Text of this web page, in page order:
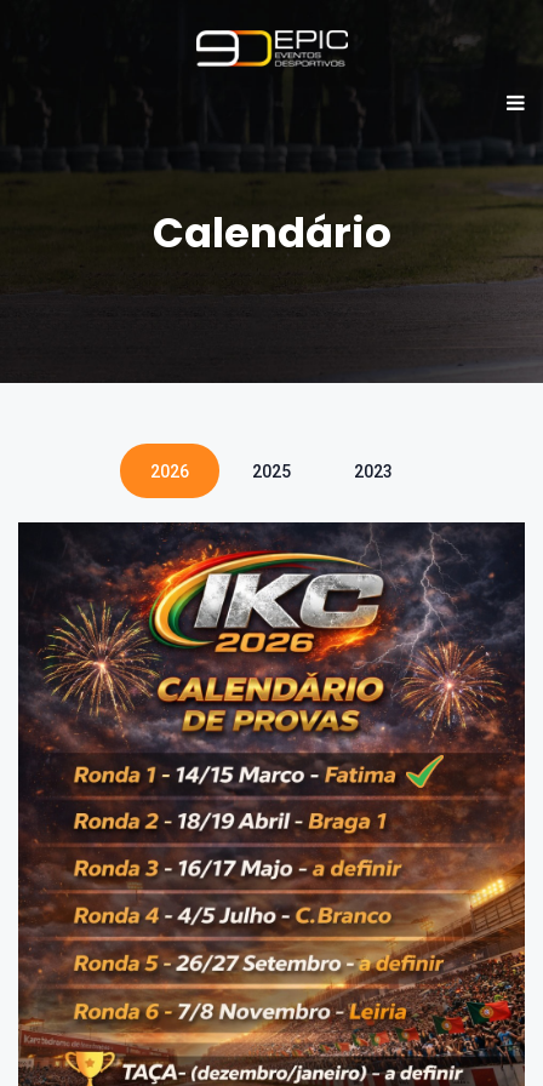
Calendário
2026 2025 2023